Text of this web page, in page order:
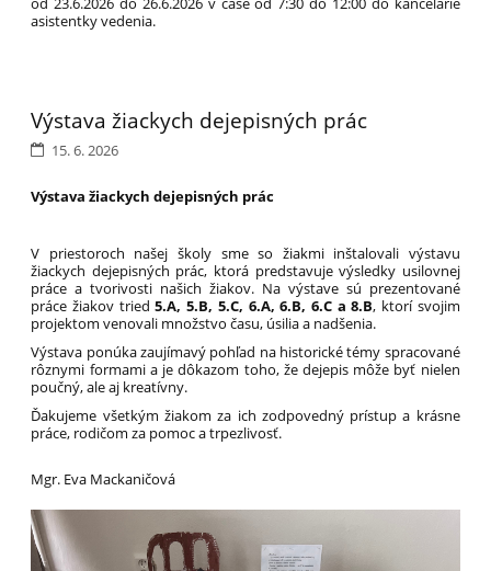
asistentky vedenia.
Výstava žiackych dejepisných prác
15. 6. 2026
Výstava žiackych dejepisných prác
V priestoroch našej školy sme so žiakmi inštalovali výstavu
žiackych dejepisných prác, ktorá predstavuje výsledky usilovnej
práce a tvorivosti našich žiakov. Na výstave sú prezentované
práce žiakov tried5.A, 5.B, 5.C, 6.A, 6.B, 6.C a 8.B, ktorí svojim
projektom venovali množstvo času, úsilia a nadšenia.
Výstava ponúka zaujímavý pohľad na historické témy spracované
rôznymi formami a je dôkazom toho, že dejepis môže byť nielen
poučný, ale aj kreatívny.
Ďakujeme všetkým žiakom za ich zodpovedný prístup a krásne
práce, rodičom za pomoc a trpezlivosť.
Mgr. Eva Mackaničová